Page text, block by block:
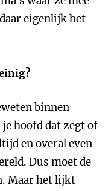
eigenlijk het
binnen
hoofd dat zegt of
en overal even
Dus moet de
Maar het lijkt